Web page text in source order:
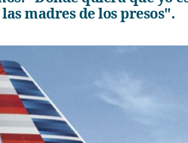
madres de los presos".